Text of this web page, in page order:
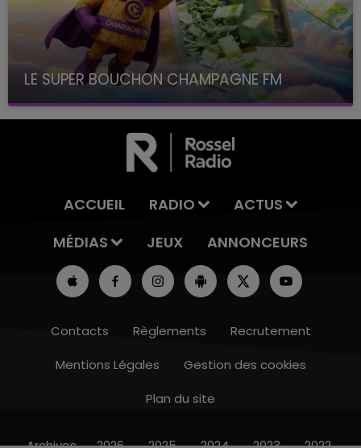
LE SUPER BOUCHON CHAMPAGNE FM
avec La Famille Champagne FM, à 8H10
ACCUEIL RADIO
ACTUS
MÉDIAS
JEUX ANNONCEURS
Contacts Règlements
Recrutement
Mentions Légales
Gestion des cookies
Plan du site